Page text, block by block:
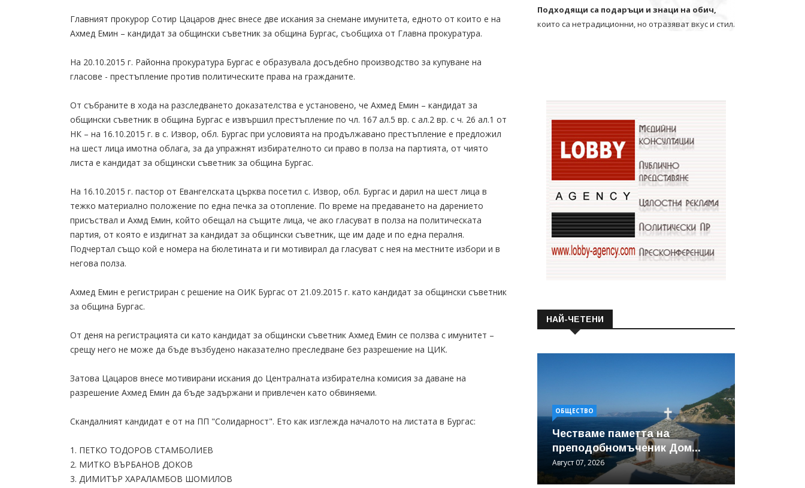
Главният прокурор Сотир Цацаров днес внесе две искания за снемане имунитета, едното от които е на
Ахмед Емин – кандидат за общински съветник за община Бургас, съобщиха от Главна прокуратура.
На 20.10.2015 г. Районна прокуратура Бургас е образувала досъдебно производство за купуване на
гласове - престъпление против политическите права на гражданите.
От събраните в хода на разследването доказателства е установено, че Ахмед Емин – кандидат за
общински съветник в община Бургас е извършил престъпление по чл. 167 ал.5 вр. с ал.2 вр. с ч. 26 ал.1 от
НК – на 16.10.2015 г. в с. Извор, обл. Бургас при условията на продължавано престъпление е предложил
на шест лица имотна облага, за да упражнят избирателното си право в полза на партията, от чиято
листа е кандидат за общински съветник за община Бургас.
На 16.10.2015 г. пастор от Евангелската църква посетил с. Извор, обл. Бургас и дарил на шест лица в
тежко материално положение по една печка за отопление. По време на предаването на дарението
присъствал и Ахмд Емин, който обещал на същите лица, че ако гласуват в полза на политическата
партия, от която е издигнат за кандидат за общински съветник, ще им даде и по една пералня.
Подчертал също кой е номера на бюлетината и ги мотивирал да гласуват с нея на местните избори и в
негова полза.
Ахмед Емин е регистриран с решение на ОИК Бургас от 21.09.2015 г. като кандидат за общински съветник
за община Бургас.
От деня на регистрацията си като кандидат за общински съветник Ахмед Емин се ползва с имунитет –
срещу него не може да бъде възбудено наказателно преследване без разрешение на ЦИК.
Затова Цацаров внесе мотивирани искания до Централната избирателна комисия за даване на
разрешение Ахмед Емин да бъде задържани и привлечен като обвиняеми.
Скандалният кандидат е от на ПП "Солидарност". Ето как изглежда началото на листата в Бургас:
1. ПЕТКО ТОДОРОВ СТАМБОЛИЕВ
2. МИТКО ВЪРБАНОВ ДОКОВ
3. ДИМИТЪР ХАРАЛАМБОВ ШОМИЛОВ
Подходящи са подаръци и знаци на обич,
които са нетрадиционни, но отразяват вкус и стил.
НАЙ-ЧЕТЕНИ
ОБЩЕСТВО
Честваме паметта на
преподобномъченик Дом...
Август 07, 2026